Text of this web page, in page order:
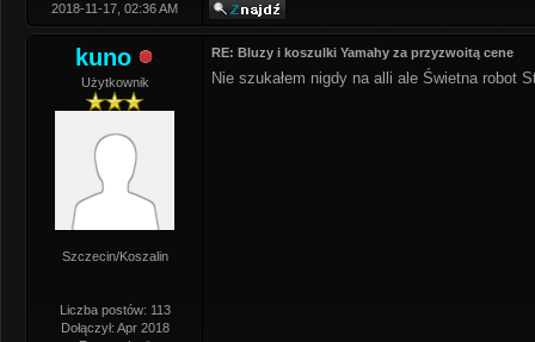
2018-11-17, 02:36 AM
kuno
Użytkownik
Szczecin/Koszalin
Liczba postów: 113
Dołączył: Apr 2018
RE: Bluzy i koszulki Yamahy za przyzwoitą cene
Nie szukałem nigdy na alli ale Świetna robot